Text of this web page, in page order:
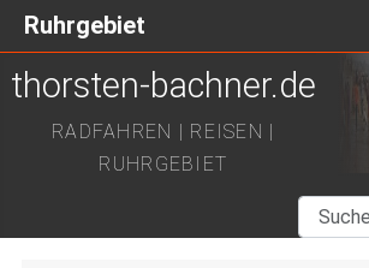
thorsten-bachner.de
RADFAHREN | REISEN |
RUHRGEBIET
Suchen
Ruhrgebiet